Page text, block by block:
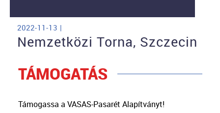
2022-11-13 |
Nemzetközi Torna, Szczecin
TÁMOGATÁS
Támogassa a VASAS-Pasarét Alapítványt!